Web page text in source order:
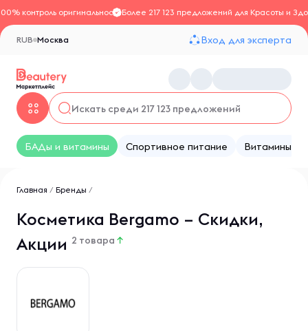
контроль оригинальностиБолее 217 123 предложений для Красоты и
Москва
RUB Вход для эксперта
БАДы и витамины Спортивное питание Витамины
Главная / Бренды /
Косметика Bergamo – Скидки,
Акции 2 товара ↑